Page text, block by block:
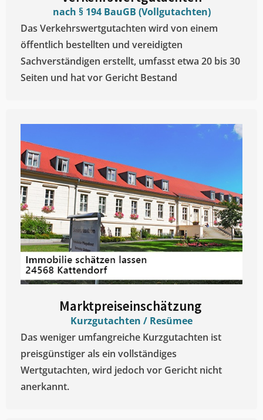
nach § 194 BauGB (Vollgutachten)
Das Verkehrswertgutachten wird von einem
öffentlich bestellten und vereidigten
Sachverständigen erstellt, umfasst etwa 20 bis 30
Seiten und hat vor Gericht Bestand
Marktpreiseinschätzung ​
Kurzgutachten / Resümee
Das weniger umfangreiche Kurzgutachten ist
preisgünstiger als ein vollständiges
Wertgutachten, wird jedoch vor Gericht nicht
anerkannt.